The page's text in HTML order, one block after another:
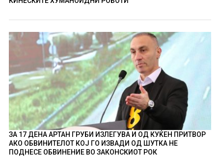
ЗА 17 ДЕНА АРТАН ГРУБИ ИЗЛЕГУВА И ОД КУЌЕН ПРИТВОР
АКО ОБВИНИТЕЛОТ КОЈ ГО ИЗВАДИ ОД ШУТКА НЕ
ПОДНЕСЕ ОБВИНЕНИЕ ВО ЗАКОНСКИОТ РОК